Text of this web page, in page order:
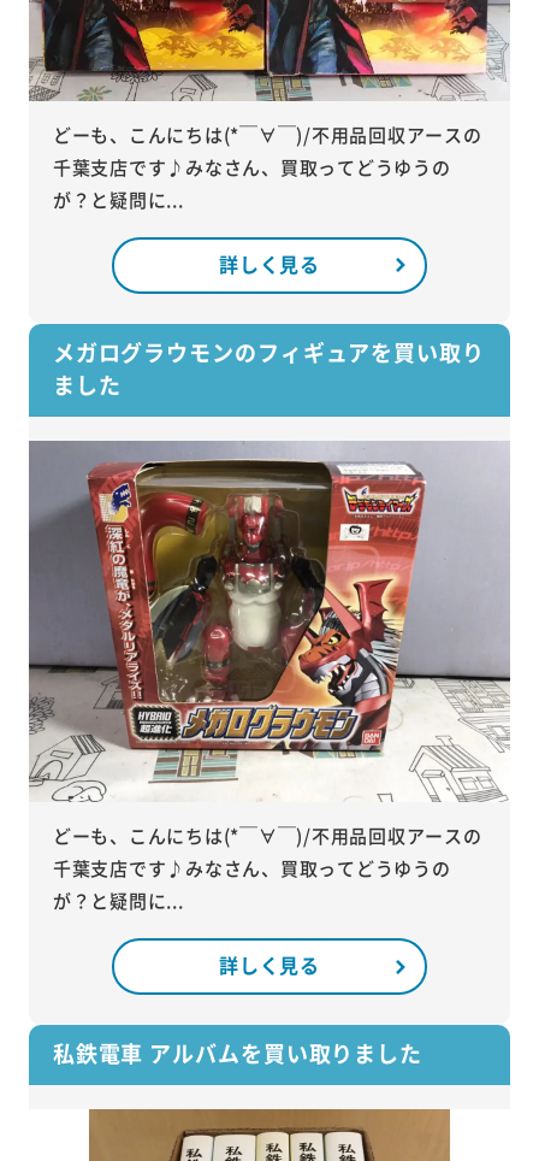
どーも、こんにちは(*￣∀￣)/不用品回収アースの
千葉支店です♪みなさん、買取ってどうゆうの
が？と疑問に...
詳しく見る
メガログラウモンのフィギュアを買い取り
ました
どーも、こんにちは(*￣∀￣)/不用品回収アースの
千葉支店です♪みなさん、買取ってどうゆうの
が？と疑問に...
詳しく見る
私鉄電車 アルバムを買い取りました